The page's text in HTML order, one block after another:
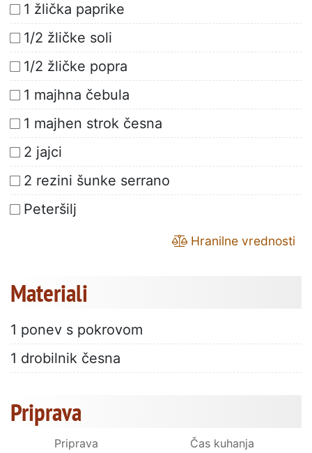
1 žlička paprike
1/2 žličke soli
1/2 žličke popra
1 majhna čebula
1 majhen strok česna
2 jajci
2 rezini šunke serrano
Peteršilj
Hranilne vrednosti
Materiali
1 ponev s pokrovom
1 drobilnik česna
Priprava
Priprava
Čas kuhanja